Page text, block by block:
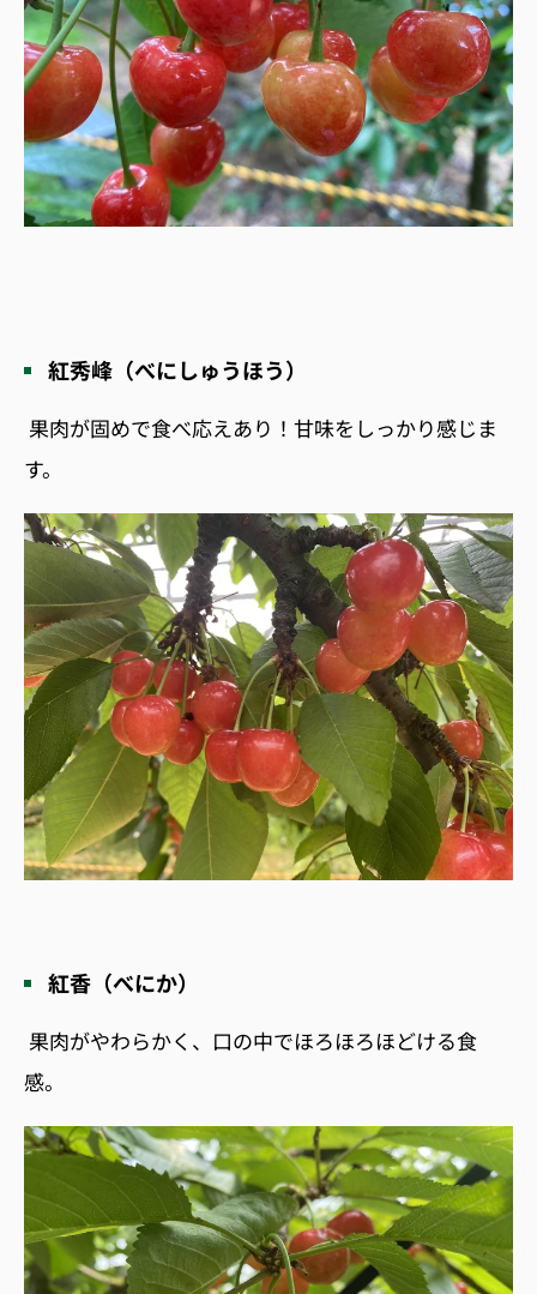
紅秀峰（べにしゅうほう）
果肉が固めで食べ応えあり！甘味をしっかり感じま
す。
紅香（べにか）
果肉がやわらかく、口の中でほろほろほどける食
感。